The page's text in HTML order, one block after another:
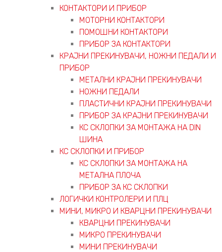
КОНТАКТОРИ И ПРИБОР
МОТОРНИ КОНТАКТОРИ
ПОМОШНИ КОНТАКТОРИ
ПРИБОР ЗА КОНТАКТОРИ
КРАЈНИ ПРЕКИНУВАЧИ, НОЖНИ ПЕДАЛИ И
ПРИБОР
МЕТАЛНИ КРАЈНИ ПРЕКИНУВАЧИ
НОЖНИ ПЕДАЛИ
ПЛАСТИЧНИ КРАЈНИ ПРЕКИНУВАЧИ
ПРИБОР ЗА КРАЈНИ ПРЕКИНУВАЧИ
КС СКЛОПКИ ЗА МОНТАЖА НА DIN
ШИНА
КС СКЛОПКИ И ПРИБОР
КС СКЛОПКИ ЗА МОНТАЖА НА
МЕТАЛНА ПЛОЧА
ПРИБОР ЗА КС СКЛОПКИ
ЛОГИЧКИ КОНТРОЛЕРИ И ПЛЦ
МИНИ, МИКРО И КВАРЦНИ ПРЕКИНУВАЧИ
КВАРЦНИ ПРЕКИНУВАЧИ
МИКРО ПРЕКИНУВАЧИ
МИНИ ПРЕКИНУВАЧИ